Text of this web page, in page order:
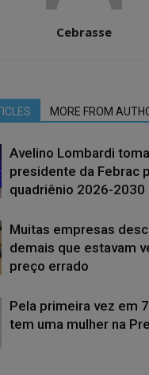
Cebrasse
MORE FROM
Avelino Lombardi
presidente da Febrac
quadriênio 2026-2030
Muitas empresas
demais que estavam
preço errado
Pela primeira vez em
tem uma mulher na